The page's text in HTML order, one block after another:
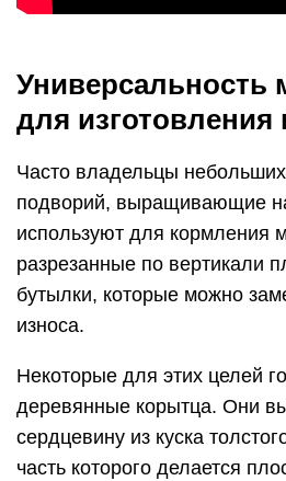
Универсальность
для изготовления
Часто владельцы небольших
подворий, выращивающие
используют для кормления
разрезанные по вертикали
бутылки, которые можно
износа.
Некоторые для этих целей
деревянные корытца. Они
сердцевину из куска
часть которого делается